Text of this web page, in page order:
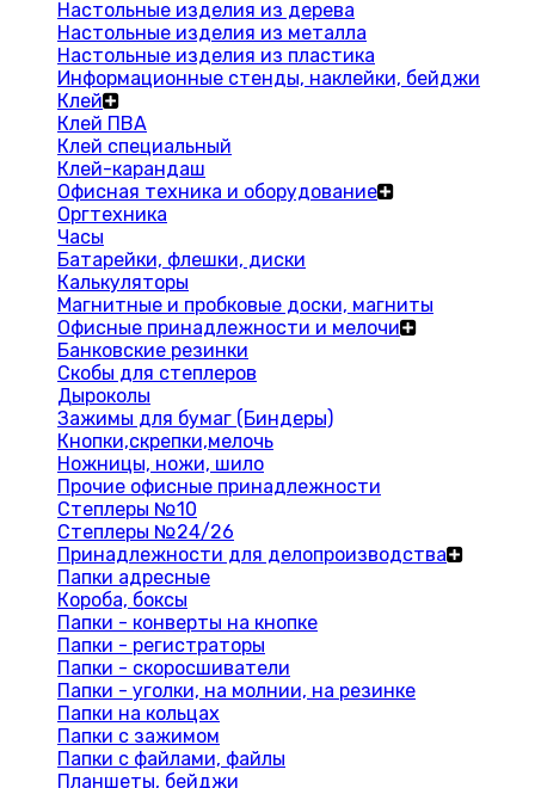
Настольные изделия из дерева
Настольные изделия из металла
Настольные изделия из пластика
Информационные стенды, наклейки, бейджи
Клей
Клей ПВА
Клей специальный
Клей-карандаш
Офисная техника и оборудование
Оргтехника
Часы
Батарейки, флешки, диски
Калькуляторы
Магнитные и пробковые доски, магниты
Офисные принадлежности и мелочи
Банковские резинки
Скобы для степлеров
Дыроколы
Зажимы для бумаг (Биндеры)
Кнопки,скрепки,мелочь
Ножницы, ножи, шило
Прочие офисные принадлежности
Степлеры №10
Степлеры №24/26
Принадлежности для делопроизводства
Папки адресные
Короба, боксы
Папки - конверты на кнопке
Папки - регистраторы
Папки - скоросшиватели
Папки - уголки, на молнии, на резинке
Папки на кольцах
Папки с зажимом
Папки с файлами, файлы
Планшеты, бейджи